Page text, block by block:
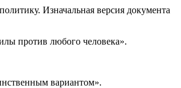
Изначальная версия документа
против любого человека».
вариантом».